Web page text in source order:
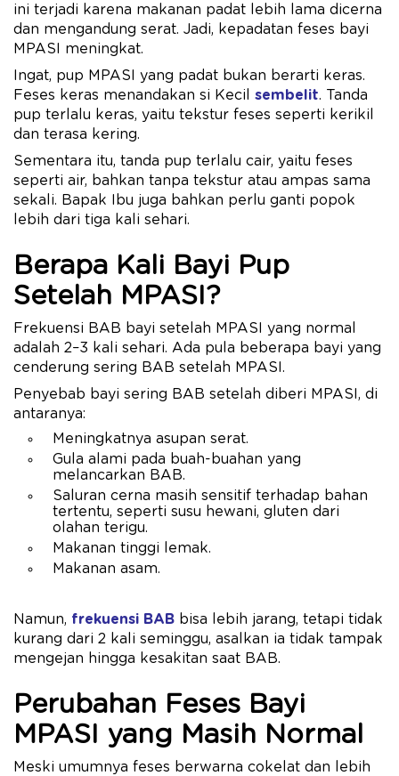
ini terjadi karena makanan padat lebih lama dicerna
dan mengandung serat. Jadi, kepadatan feses bayi
MPASI meningkat.
Ingat, pup MPASI yang padat bukan berarti keras.
Feses keras menandakan si Kecil sembelit. Tanda
pup terlalu keras, yaitu tekstur feses seperti kerikil
dan terasa kering.
Sementara itu, tanda pup terlalu cair, yaitu feses
seperti air, bahkan tanpa tekstur atau ampas sama
sekali. Bapak Ibu juga bahkan perlu ganti popok
lebih dari tiga kali sehari.
Berapa Kali Bayi Pup
Setelah MPASI?
Frekuensi BAB bayi setelah MPASI yang normal
adalah 2–3 kali sehari. Ada pula beberapa bayi yang
cenderung sering BAB setelah MPASI.
Penyebab bayi sering BAB setelah diberi MPASI, di
antaranya:
Meningkatnya asupan serat.
Gula alami pada buah-buahan yang
melancarkan BAB.
Saluran cerna masih sensitif terhadap bahan
tertentu, seperti susu hewani, gluten dari
olahan terigu.
Makanan tinggi lemak.
Makanan asam.
Namun, frekuensi BAB bisa lebih jarang, tetapi tidak
kurang dari 2 kali seminggu, asalkan ia tidak tampak
mengejan hingga kesakitan saat BAB.
Perubahan Feses Bayi
MPASI yang Masih Normal
Meski umumnya feses berwarna cokelat dan lebih